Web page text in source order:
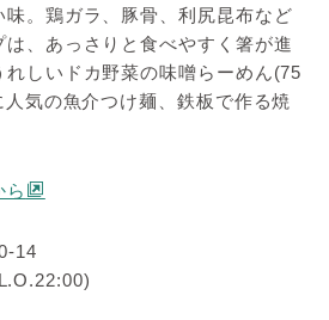
味。鶏ガラ、豚骨、利尻昆布など
は、あっさりと食べやすく箸が進
しいドカ野菜の味噌らーめん(75
気の魚介つけ麺、鉄板で作る焼
ら